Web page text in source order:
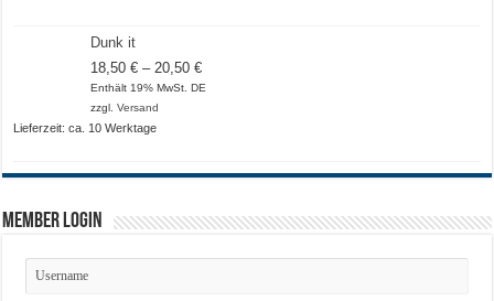
Dunk it
18,50€ – 20,50€Preisspanne:
18,50 €
Enthält 19% MwSt. DE
zzgl.Versand
Lieferzeit: ca. 10 Werktage
Member Login